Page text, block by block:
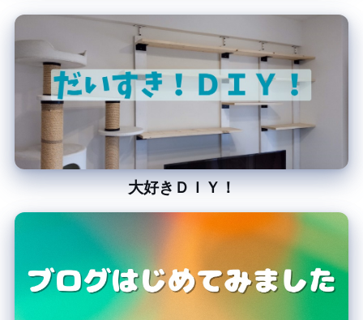
大好きＤＩＹ！